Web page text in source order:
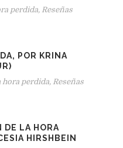
perdida, Reseñas
POR KRINA
hora perdida, Reseñas
DE LA HORA
HIRSHBEIN